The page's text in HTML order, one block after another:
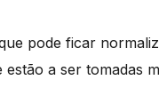
pode ficar
a ser tomadas